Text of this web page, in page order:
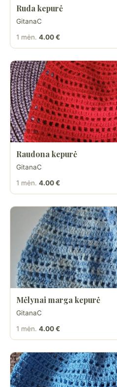
Ruda kepurė
GitanaC
1 mėn. 4.00 €
Raudona kepurė
GitanaC
1 mėn. 4.00 €
Mėlynai marga kepurė
GitanaC
1 mėn. 4.00 €